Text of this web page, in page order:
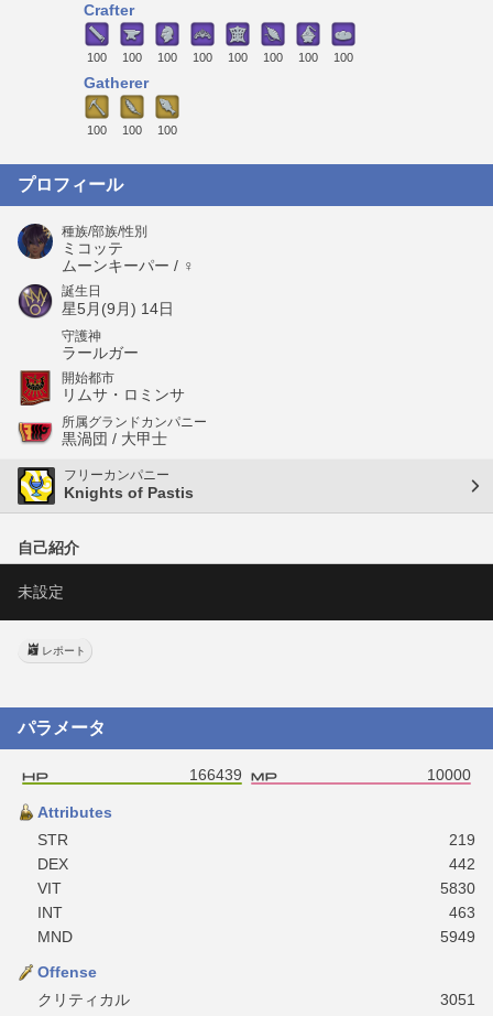
Crafter
100 100 100 100 100 100 100 100
Gatherer
100 100 100
プロフィール
種族/部族/性別
ミコッテ
ムーンキーパー / ♀
誕生日
星5月(9月) 14日
守護神
ラールガー
開始都市
リムサ・ロミンサ
所属グランドカンパニー
黒渦団 / 大甲士
フリーカンパニー
Knights of Pastis
自己紹介
未設定
レポート
パラメータ
166439 10000
Attributes
STR
219
DEX
442
VIT
5830
INT
463
MND
5949
Offense
クリティカル
3051